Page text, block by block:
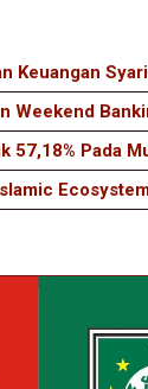
Keuangan
Weekend
57,18% Pada